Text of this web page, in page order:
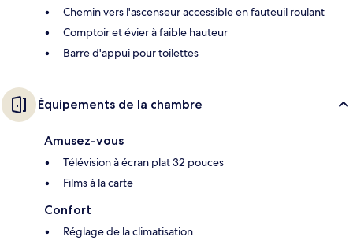
Chemin vers l'ascenseur accessible en fauteuil roulant
Comptoir et évier à faible hauteur
Barre d'appui pour toilettes
Équipements de la chambre
Amusez-vous
Télévision à écran plat 32 pouces
Films à la carte
Confort
Réglage de la climatisation